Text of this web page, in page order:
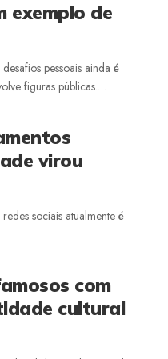
exemplo de
pessoais ainda é
figuras públicas.…
virou
sociais atualmente é
com
cultural